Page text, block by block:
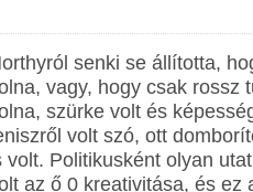
senki se állította,
vagy, hogy csak rossz
szürke volt és
volt szó, ott
volt. Politikusként olyan
az ő 0 kreativitása, és ez